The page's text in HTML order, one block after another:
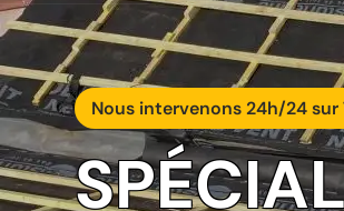
Nous intervenons 24h/24